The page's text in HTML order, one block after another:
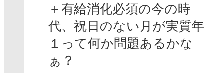
＋有給消化必須の今の時
代、祝日のない月が実質年
１って何か問題あるかな
ぁ？